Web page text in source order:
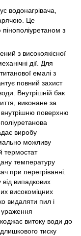
водонагрівача,
Це
з
з високоякісної
дії. Для
емалі з
повний захист
Внутрішній бак
виконане за
поверхню
виробу
можливу
термостат
температуру
при перегріванні.
випадкових
високоміцних
видаляти пил і
ураження
витоку води до
тиску